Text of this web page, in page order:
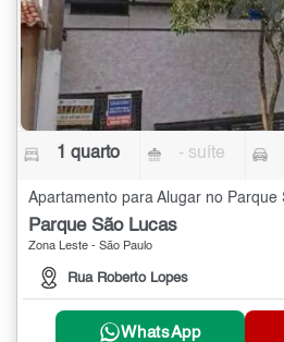
1 quarto - suíte
Parque São Lucas
Zona Leste - São Paulo
Rua Roberto Lopes
WhatsApp